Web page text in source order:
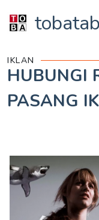
IKLAN
HUBUNGI
PASANG